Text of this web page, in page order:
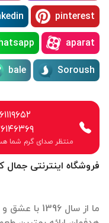
فروشگاه اینترنتی جمال
ما از سال
pinterest
aparat
Soroush
bale
منتظر صدای گرم شما